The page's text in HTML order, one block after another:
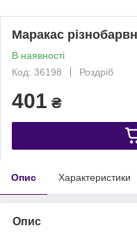
Маракас
В наявності
Код: 36198
Роздріб
401 ₴
Опис Характеристики
Опис